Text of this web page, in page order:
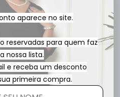
3x
R$ 53,27
aparece no site.
reservadas para quem faz
nossa lista.
e receba um desconto
primeira compra.